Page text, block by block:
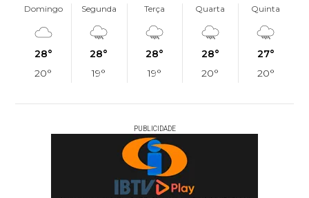
Domingo
28°
20°
Segunda
28°
19°
Terça
28°
19°
Quarta
28°
20°
Quinta
27°
20°
PUBLICIDADE